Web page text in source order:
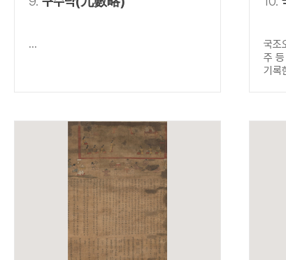
...
국조
주
기록